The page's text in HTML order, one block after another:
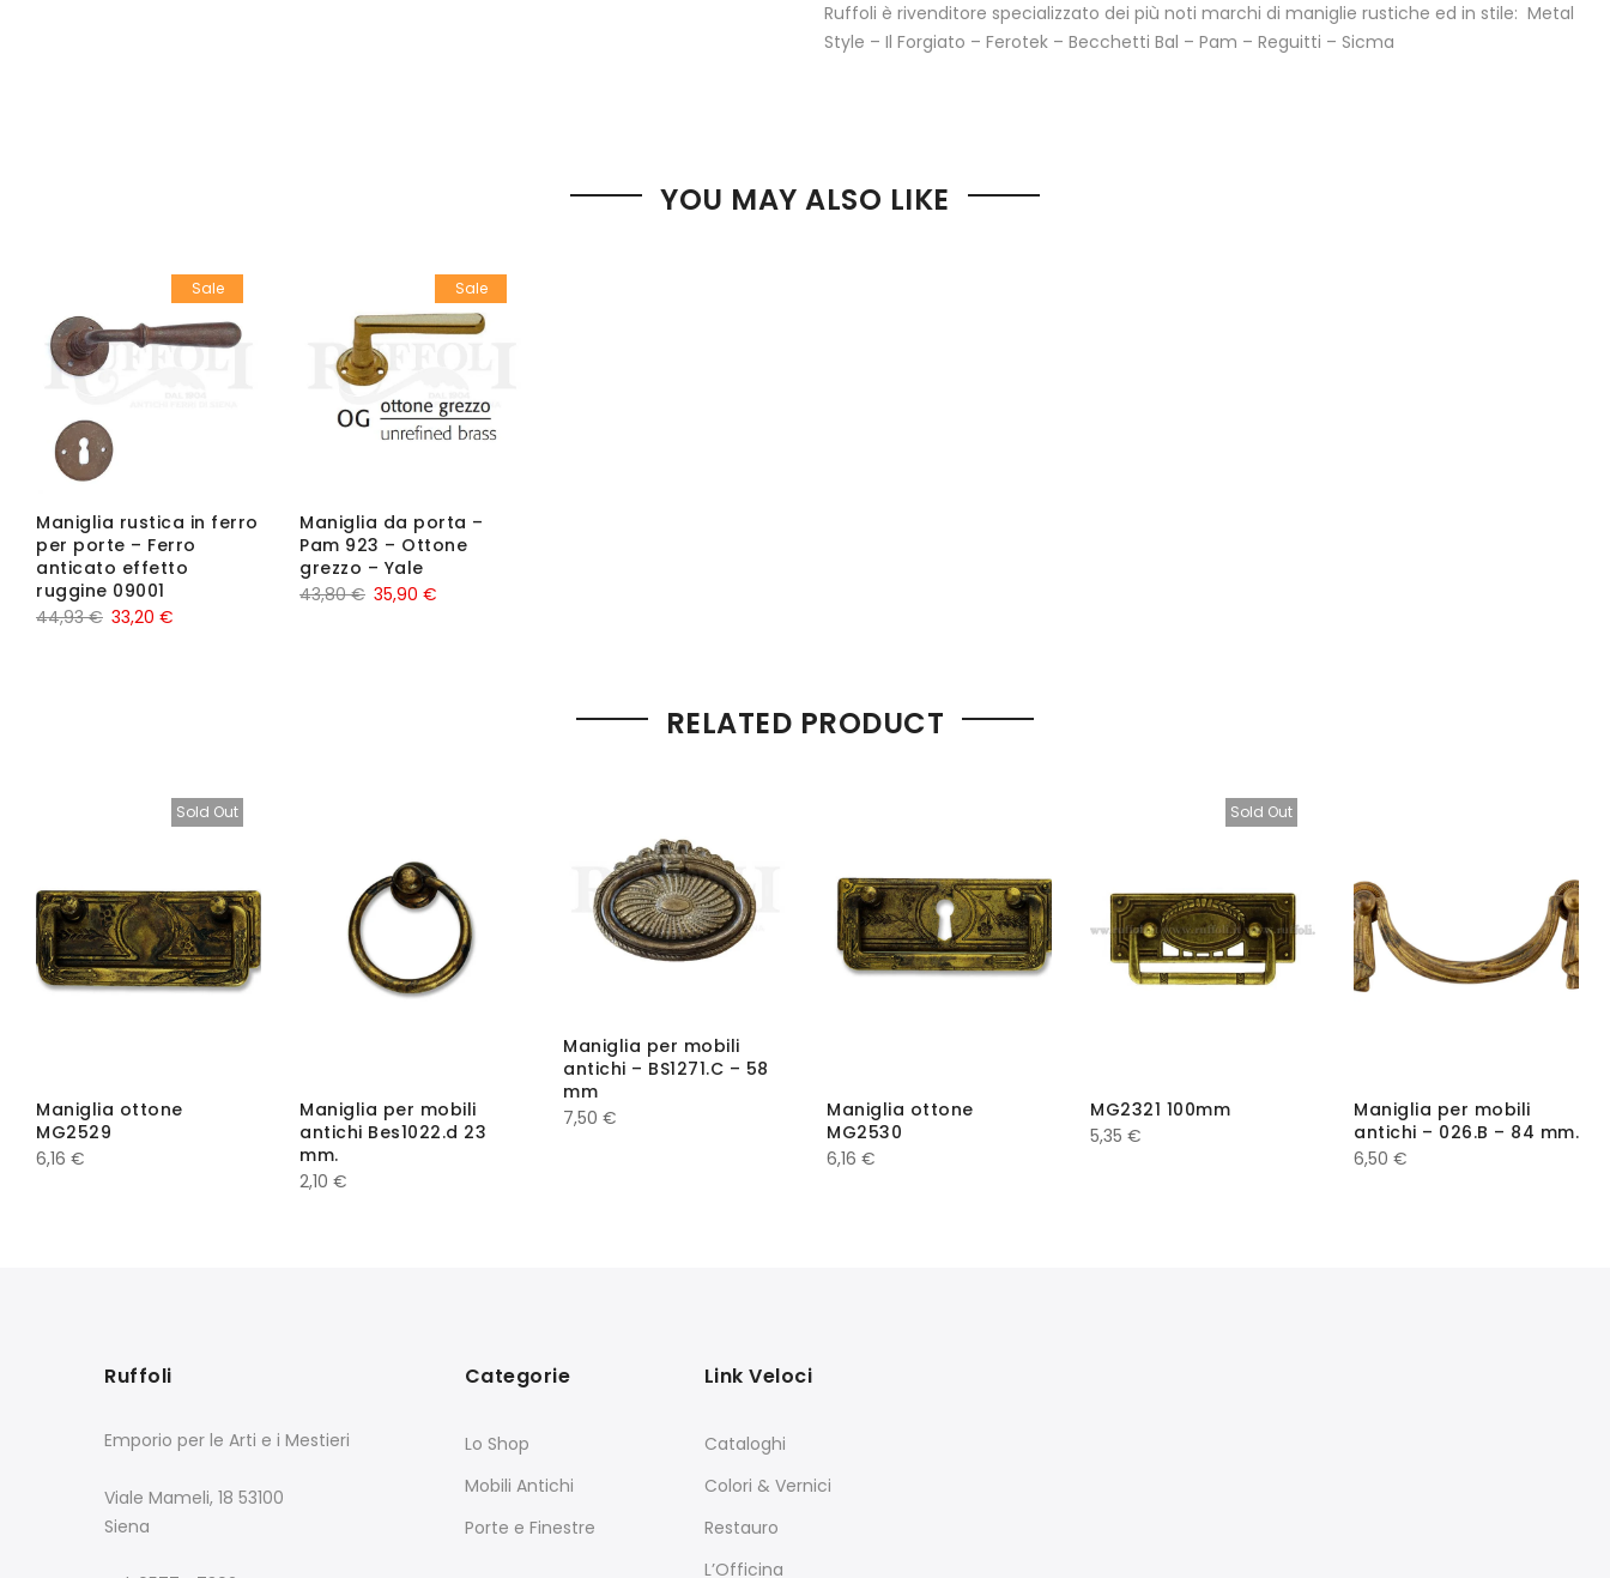
Ruffoli è rivenditore specializzato dei più noti marchi di maniglie rustiche ed in stile: Metal
Style – Il Forgiato – Ferotek – Becchetti Bal – Pam – Reguitti – Sicma
YOU MAY ALSO LIKE
Sale
Maniglia rustica in ferro
per porte – Ferro
anticato effetto
ruggine 09001
44,93€ 33,20 €
Sale
Maniglia da porta –
Pam 923 – Ottone
grezzo – Yale
43,80€ 35,90 €
RELATED PRODUCT
Sold Out
Maniglia ottone
MG2529
6,16 €
Maniglia per mobili
antichi Bes1022.d 23
mm.
2,10 €
Maniglia per mobili
antichi – BS1271.C – 58
mm
7,50 €
Maniglia ottone
MG2530
6,16 €
Sold Out
MG2321 100mm
5,35 €
Maniglia per mobili
antichi – 026.B – 84 mm.
6,50 €
Ruffoli
Emporio per le Arti e i Mestieri
Viale Mameli, 18 53100
Siena
Categorie
Lo Shop
Mobili Antichi
Porte e Finestre
Link Veloci
Cataloghi
Colori & Vernici
Restauro
L’Officina